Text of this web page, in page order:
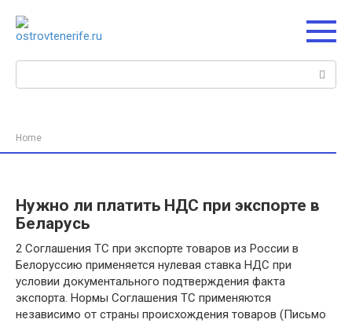
контенту
Поиск:
Home
Нужно ли платить НДС при экспорте в
Беларусь
2 Соглашения ТС при экспорте товаров из России в
Белоруссию применяется нулевая ставка НДС при
условии документального подтверждения факта
экспорта. Нормы Соглашения ТС применяются
независимо от страны происхождения товаров (Письмо